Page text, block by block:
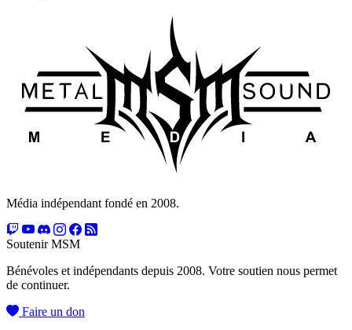
Média indépendant fondé en 2008.
Soutenir MSM
Bénévoles et indépendants depuis 2008. Votre soutien nous permet
de continuer.
Faire un don